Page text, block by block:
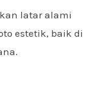
latar alami
estetik, baik di